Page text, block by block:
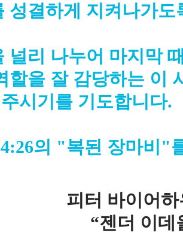
성결하게 지켜나가도
널리 나누어 마지막
할을 잘 감당하는 이
시기를 기도합니다.
의 "복된 장마비"
피터 바이어하
“젠더 이데